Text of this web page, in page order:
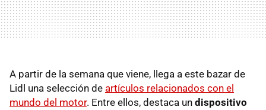
A partir de la semana que viene, llega a este bazar de
Lidl una selección de artículos relacionados con el
mundo del motor. Entre ellos, destaca un dispositivo